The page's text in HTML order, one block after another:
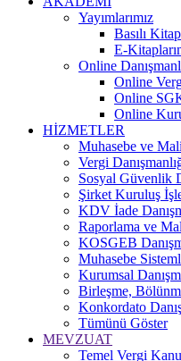
Yayımlarımız
Basılı
E-
Online
Online
Online
Online
HİZMETLER
Muhasebe ve
Vergi
Sosyal Güvenlik
Şirket Kuruluş
KDV İade
Raporlama ve
KOSGEB
Muhasebe
Kurumsal
Birleşme,
Konkordato
Tümünü Göster
MEVZUAT
Temel Vergi